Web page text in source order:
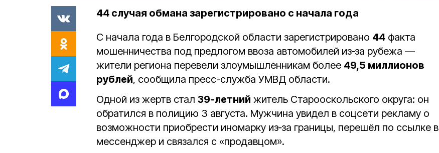
44 случая обмана зарегистрировано с начала года
С начала года в Белгородской области зарегистрировано 44 факта
мошенничества под предлогом ввоза автомобилей из‑за рубежа —
жители региона перевели злоумышленникам более 49,5 миллионов
рублей, сообщила пресс-служба УМВД области.
Одной из жертв стал 39‑летний житель Старооскольского округа: он
обратился в полицию 3 августа. Мужчина увидел в соцсети рекламу о
возможности приобрести иномарку из‑за границы, перешёл по ссылке в
мессенджер и связался с «продавцом».